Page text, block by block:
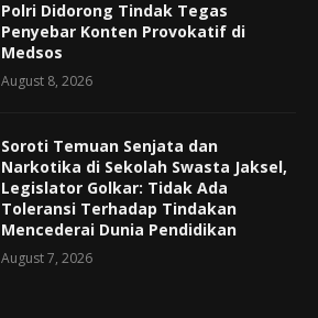
Polri Didorong Tindak Tegas
Penyebar Konten Provokatif di
Medsos
August 8, 2026
Soroti Temuan Senjata dan
Narkotika di Sekolah Swasta Jaksel,
Legislator Golkar: Tidak Ada
Toleransi Terhadap Tindakan
Mencederai Dunia Pendidikan
August 7, 2026